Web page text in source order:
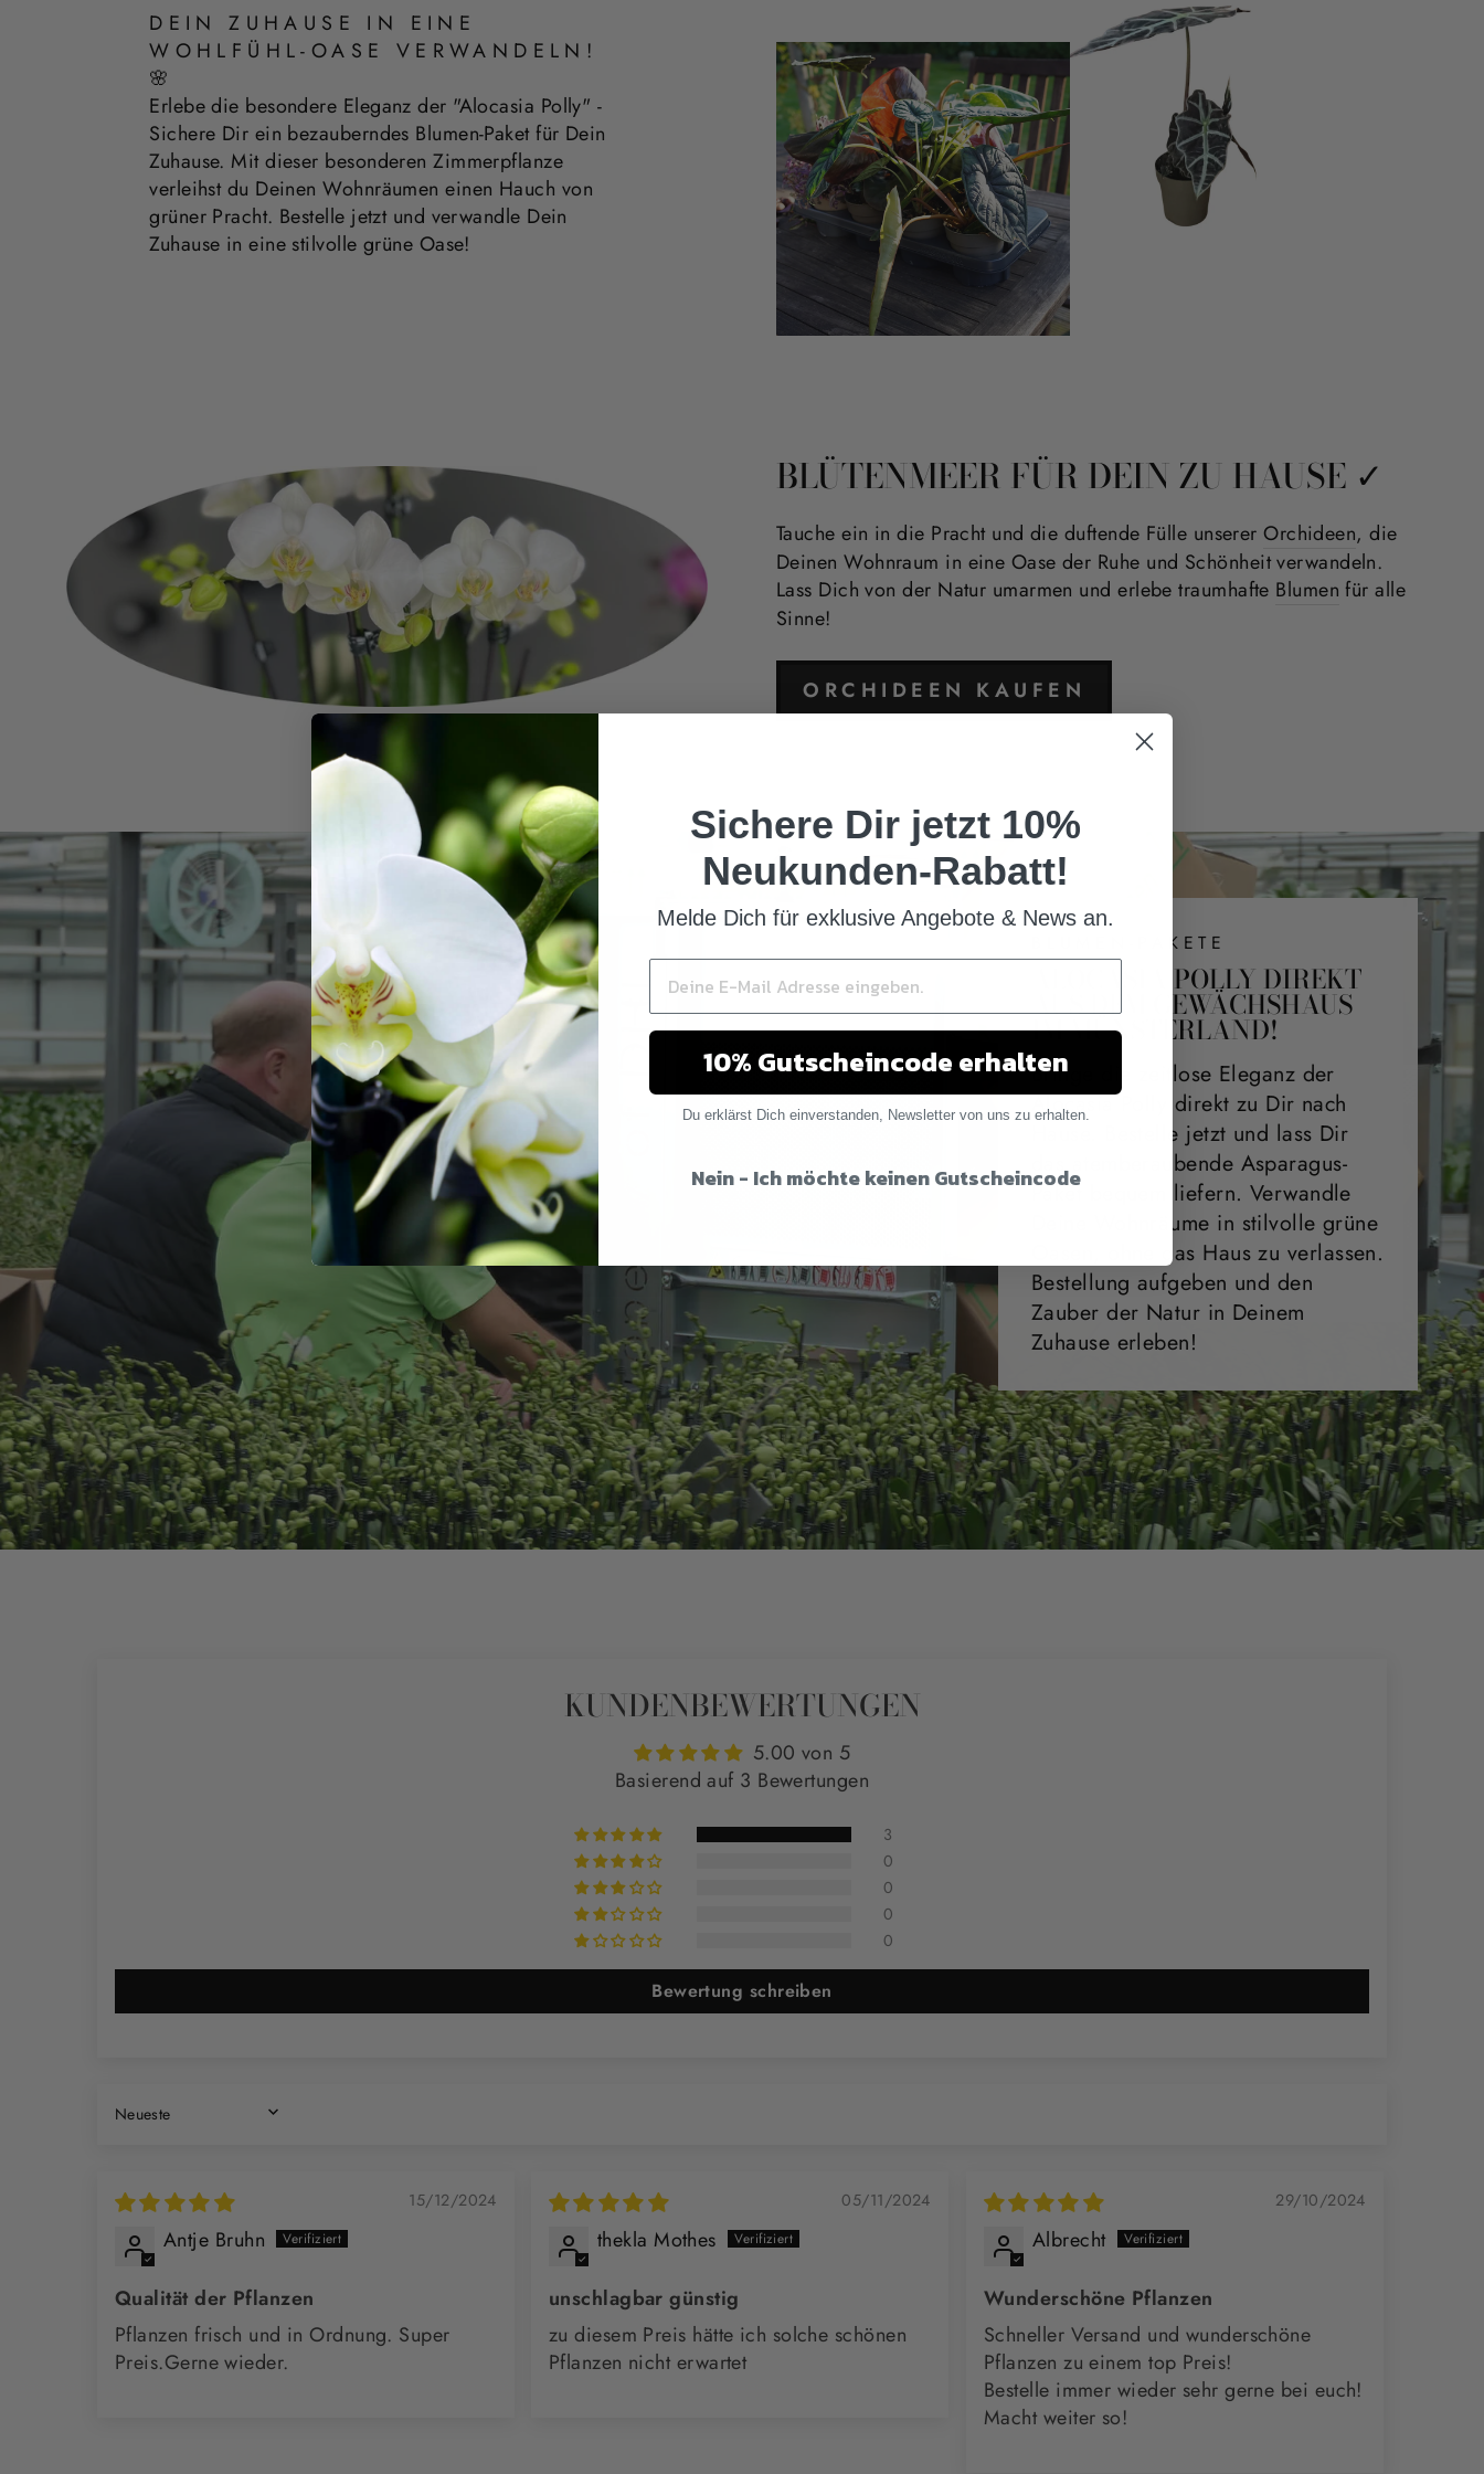
DEIN ZUHAUSE IN EINE
WOHLFÜHL-OASE VERWANDELN!
🌸
Erlebe die besondere Eleganz der "Alocasia Polly" -
Sichere Dir ein bezauberndes Blumen-Paket für Dein
Zuhause. Mit dieser besonderen Zimmerpflanze
verleihst du Deinen Wohnräumen einen Hauch von
grüner Pracht. Bestelle jetzt und verwandle Dein
Zuhause in eine stilvolle grüne Oase!
BLÜTENMEER FÜR DEIN ZU HAUSE ✓
Tauche ein in die Pracht und die duftende Fülle unsererOrchideen, die
Deinen Wohnraum in eine Oase der Ruhe und Schönheit verwandeln.
Lass Dich von der Natur umarmen und erlebe traumhafte Blumen für alle
Sinne!
ORCHIDEEN KAUFEN
BLUMEN-PAKETE
ALOCASIA POLLY DIREKT
AUS DEM GEWÄCHSHAUS
IM MÜNSTERLAND!
Bringe die zeitlose Eleganz der
Alocasia Polly direkt zu Dir nach
Hause. Bestelle jetzt und lass Dir
das atemberaubende Asparagus-
Paket bequem liefern. Verwandle
Deine Wohnräume in stilvolle grüne
Oasen, ohne das Haus zu verlassen.
Bestellung aufgeben und den
Zauber der Natur in Deinem
Zuhause erleben!
KUNDENBEWERTUNGEN
5.00 von 5
Basierend auf 3 Bewertungen
3
0
0
0
0
Bewertung schreiben
SORT BY
15/12/2024
Antje Bruhn
Qualität der Pflanzen
Pflanzen frisch und in Ordnung. Super
Preis.Gerne wieder.
05/11/2024
thekla Mothes
unschlagbar günstig
zu diesem Preis hätte ich solche schönen
Pflanzen nicht erwartet
29/10/2024
Albrecht
Wunderschöne Pflanzen
Schneller Versand und wunderschöne
Pflanzen zu einem top Preis!
Bestelle immer wieder sehr gerne bei euch!
Macht weiter so!
Sichere Dir jetzt 10%
Neukunden-Rabatt!
Melde Dich für exklusive Angebote & News an.
10% Gutscheincode erhalten
Du erklärst Dich einverstanden, Newsletter von uns zu erhalten.
Nein - Ich möchte keinen Gutscheincode